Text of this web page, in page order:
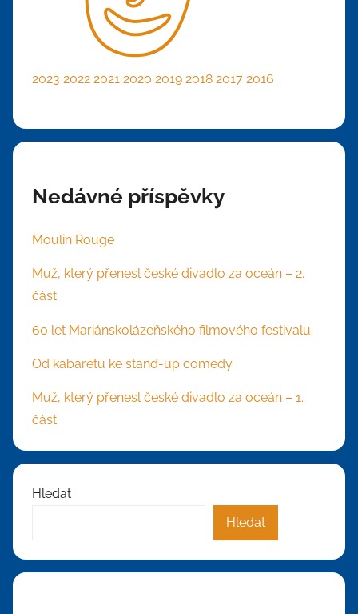
2023 2022 2021 2020 2019 2018 2017 2016
Nedávné příspěvky
Moulin Rouge
Muž, který přenesl české divadlo za oceán – 2.
část
60 let Mariánskolázeňského filmového festivalu.
Od kabaretu ke stand-up comedy
Muž, který přenesl české divadlo za oceán – 1.
část
Hledat
Hledat